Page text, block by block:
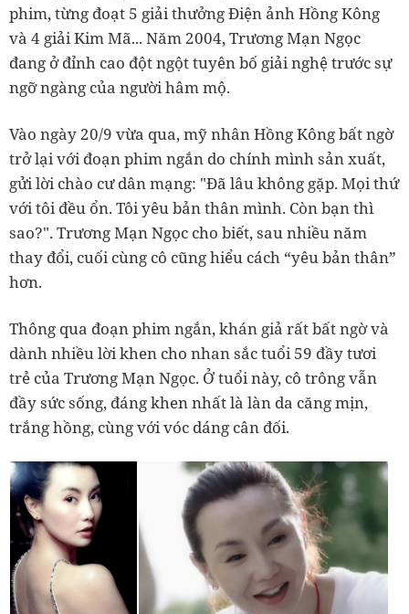
phim, từng đoạt 5 giải thưởng Điện ảnh Hồng Kông
và 4 giải Kim Mã... Năm 2004, Trương Mạn Ngọc
đang ở đỉnh cao đột ngột tuyên bố giải nghệ trước sự
ngỡ ngàng của người hâm mộ.
Vào ngày 20/9 vừa qua, mỹ nhân Hồng Kông bất ngờ
trở lại với đoạn phim ngắn do chính mình sản xuất,
gửi lời chào cư dân mạng: "Đã lâu không gặp. Mọi thứ
với tôi đều ổn. Tôi yêu bản thân mình. Còn bạn thì
sao?". Trương Mạn Ngọc cho biết, sau nhiều năm
thay đổi, cuối cùng cô cũng hiểu cách “yêu bản thân”
hơn.
Thông qua đoạn phim ngắn, khán giả rất bất ngờ và
dành nhiều lời khen cho nhan sắc tuổi 59 đầy tươi
trẻ của Trương Mạn Ngọc. Ở tuổi này, cô trông vẫn
đầy sức sống, đáng khen nhất là làn da căng mịn,
trắng hồng, cùng với vóc dáng cân đối.